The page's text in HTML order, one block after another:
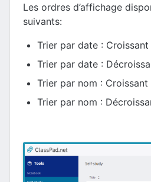
Les ordres d’affichage
suivants:
Trier par date : Croissant
Trier par date :
Trier par nom : Croissant
Trier par nom :